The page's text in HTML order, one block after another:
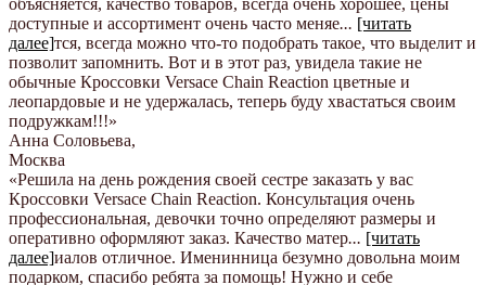
объясняется, качество товаров, всегда очень хорошее, цены
доступные и ассортимент очень часто меняе... [читать
далее]тся, всегда можно что-то подобрать такое, что выделит и
позволит запомнить. Вот и в этот раз, увидела такие не
обычные Кроссовки Versace Chain Reaction цветные и
леопардовые и не удержалась, теперь буду хвастаться своим
подружкам!!!»
Анна Соловьева,
Москва
«Решила на день рождения своей сестре заказать у вас
Кроссовки Versace Chain Reaction. Консультация очень
профессиональная, девочки точно определяют размеры и
оперативно оформляют заказ. Качество матер... [читать
далее]иалов отличное. Именинница безумно довольна моим
подарком, спасибо ребята за помощь! Нужно и себе